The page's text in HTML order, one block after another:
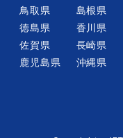
フィールドエンジ
カスタマーサポート
雇用条件から探す
鳥取県
島根県
徳島県
香川県
佐賀県
長崎県
鹿児島県
沖縄県